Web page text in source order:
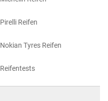
Pirelli Reifen
Nokian Tyres Reifen
Reifentests